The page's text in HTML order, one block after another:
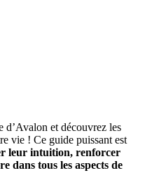
d’Avalon et découvrez les
vie ! Ce guide puissant est
leur intuition, renforcer
dans tous les aspects de